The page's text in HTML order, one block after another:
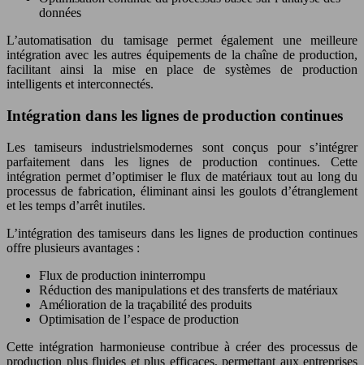
données
L’automatisation du tamisage permet également une meilleure
intégration avec les autres équipements de la chaîne de production,
facilitant ainsi la mise en place de systèmes de production
intelligents et interconnectés.
Intégration dans les lignes de production continues
Les tamiseurs industrielsmodernes sont conçus pour s’intégrer
parfaitement dans les lignes de production continues. Cette
intégration permet d’optimiser le flux de matériaux tout au long du
processus de fabrication, éliminant ainsi les goulots d’étranglement
et les temps d’arrêt inutiles.
L’intégration des tamiseurs dans les lignes de production continues
offre plusieurs avantages :
Flux de production ininterrompu
Réduction des manipulations et des transferts de matériaux
Amélioration de la traçabilité des produits
Optimisation de l’espace de production
Cette intégration harmonieuse contribue à créer des processus de
production plus fluides et plus efficaces, permettant aux entreprises